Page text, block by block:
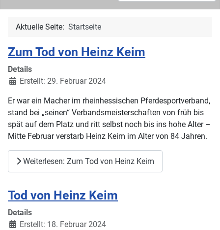
Aktuelle Seite: Startseite
Zum Tod von Heinz Keim
Details
Erstellt: 29. Februar 2024
Er war ein Macher im rheinhessischen Pferdesportverband,
stand bei „seinen“ Verbandsmeisterschaften von früh bis
spät auf dem Platz und ritt selbst noch bis ins hohe Alter –
Mitte Februar verstarb Heinz Keim im Alter von 84 Jahren.
Weiterlesen: Zum Tod von Heinz Keim
Tod von Heinz Keim
Details
Erstellt: 18. Februar 2024